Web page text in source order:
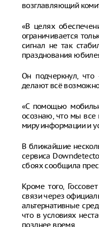
возглавляющий
«В целях
ограничивается
сигнал не так
празднования
Он подчеркнул, что
делают всё
«С помощью
осознаю, что мы все
миру информации и
В ближайшие
сервиса
сбоях сообщила
Кроме того,
связи через
альтернативные
что в условиях
позднее время.